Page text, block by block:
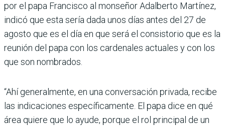
por el papa Francisco al monseñor Adalberto Martínez,
indicó que esta sería dada unos días antes del 27 de
agosto que es el día en que será el consistorio que es la
reunión del papa con los cardenales actuales y con los
que son nombrados.
“Ahí generalmente, en una conversación privada, recibe
las indicaciones específicamente. El papa dice en qué
área quiere que lo ayude, porque el rol principal de un